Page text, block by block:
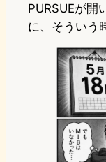
PURSUEが開
に、そういう